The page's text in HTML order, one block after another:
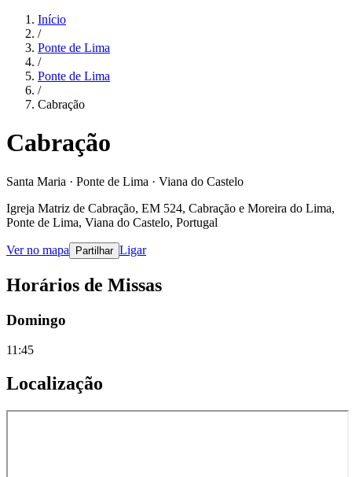
Início
/
Ponte de Lima
/
Ponte de Lima
/
Cabração
Cabração
Santa Maria · Ponte de Lima · Viana do Castelo
Igreja Matriz de Cabração, EM 524, Cabração e Moreira do Lima,
Ponte de Lima, Viana do Castelo, Portugal
Ver no mapa Partilhar Ligar
Horários de Missas
Domingo
11:45
Localização